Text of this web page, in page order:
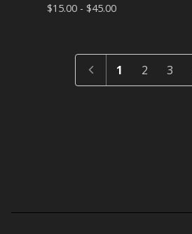
$15.00 - $45.00
1 2 3